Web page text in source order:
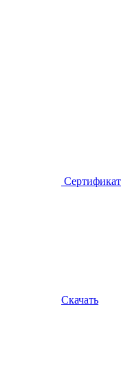
Сертификат
Скачать